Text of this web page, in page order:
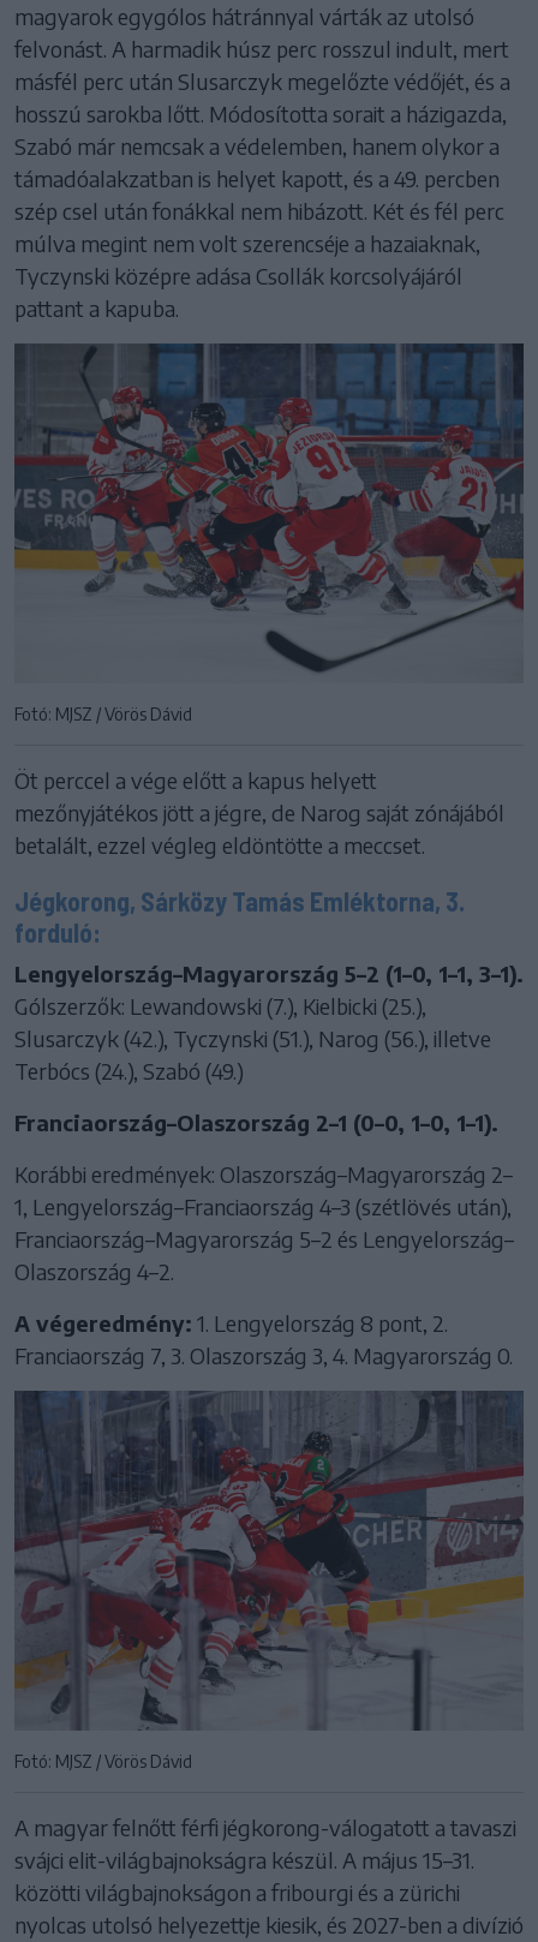
magyarok egygólos hátránnyal várták az utolsó
felvonást. A harmadik húsz perc rosszul indult, mert
másfél perc után Slusarczyk megelőzte védőjét, és a
hosszú sarokba lőtt. Módosította sorait a házigazda,
Szabó már nemcsak a védelemben, hanem olykor a
támadóalakzatban is helyet kapott, és a 49. percben
szép csel után fonákkal nem hibázott. Két és fél perc
múlva megint nem volt szerencséje a hazaiaknak,
Tyczynski középre adása Csollák korcsolyájáról
pattant a kapuba.
Fotó: MJSZ / Vörös Dávid
Öt perccel a vége előtt a kapus helyett
mezőnyjátékos jött a jégre, de Narog saját zónájából
betalált, ezzel végleg eldöntötte a meccset.
Jégkorong, Sárközy Tamás Emléktorna, 3.
forduló:
Lengyelország–Magyarország 5–2 (1–0, 1–1, 3–1).
Gólszerzők: Lewandowski (7.), Kielbicki (25.),
Slusarczyk (42.), Tyczynski (51.), Narog (56.), illetve
Terbócs (24.), Szabó (49.)
Franciaország–Olaszország 2–1 (0–0, 1–0, 1–1).
Korábbi eredmények: Olaszország–Magyarország 2–
1, Lengyelország–Franciaország 4–3 (szétlövés után),
Franciaország–Magyarország 5–2 és Lengyelország–
Olaszország 4–2.
A végeredmény: 1. Lengyelország 8 pont, 2.
Franciaország 7, 3. Olaszország 3, 4. Magyarország 0.
Fotó: MJSZ / Vörös Dávid
A magyar felnőtt férfi jégkorong-válogatott a tavaszi
svájci elit-világbajnokságra készül. A május 15–31.
közötti világbajnokságon a fribourgi és a zürichi
nyolcas utolsó helyezettje kiesik, és 2027-ben a divízió